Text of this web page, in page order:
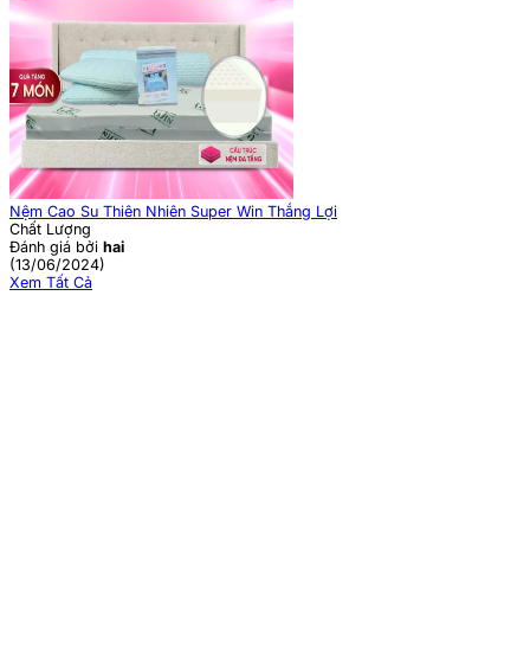
Nệm Cao Su Thiên Nhiên Super Win Thắng Lợi
Chất Lượng
Đánh giá bởi hai
(13/06/2024)
Xem Tất Cả